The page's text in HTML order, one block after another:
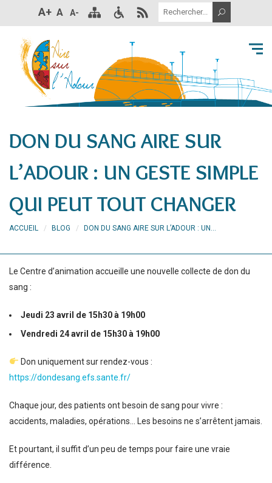
A+ A A-
DON DU SANG AIRE SUR
L’ADOUR : UN GESTE SIMPLE
QUI PEUT TOUT CHANGER
ACCUEIL BLOG DON DU SANG AIRE SUR L’ADOUR : UN...
Le Centre d’animation accueille une nouvelle collecte de don du
sang :
Jeudi 23 avril de 15h30 à 19h00
Vendredi 24 avril de 15h30 à 19h00
Don uniquement sur rendez-vous :
https://dondesang.efs.sante.fr/
Chaque jour, des patients ont besoin de sang pour vivre :
accidents, maladies, opérations… Les besoins ne s’arrêtent jamais.
Et pourtant, il suffit d’un peu de temps pour faire une vraie
différence.